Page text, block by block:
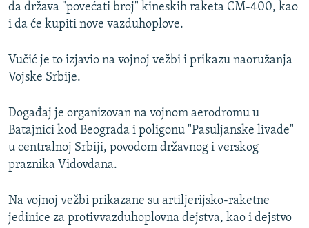
POST SCRIPTUM
TRI DECENIJE OD RATA U BIH
NASTANAK I RASPAD JUGOSLAVIJE
da država "povećati broj" kineskih raketa CM-400, kao
i da će kupiti nove vazduhoplove.
Vučić je to izjavio na vojnoj vežbi i prikazu naoružanja
Vojske Srbije.
Događaj je organizovan na vojnom aerodromu u
Batajnici kod Beograda i poligonu "Pasuljanske livade"
u centralnoj Srbiji, povodom državnog i verskog
praznika Vidovdana.
Na vojnoj vežbi prikazane su artiljerijsko-raketne
jedinice za protivvazduhoplovna dejstva, kao i dejstvo